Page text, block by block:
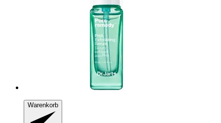
Warenkorb